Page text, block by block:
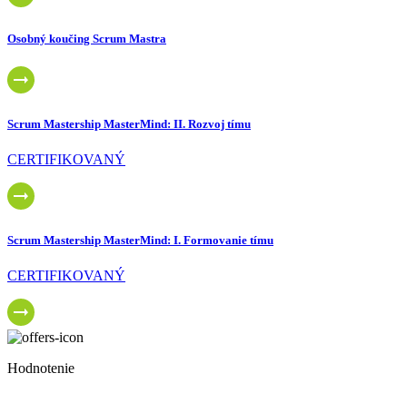
Osobný koučing Scrum Mastra
Scrum Mastership MasterMind: II. Rozvoj tímu
CERTIFIKOVANÝ
Scrum Mastership MasterMind: I. Formovanie tímu
CERTIFIKOVANÝ
Hodnotenie